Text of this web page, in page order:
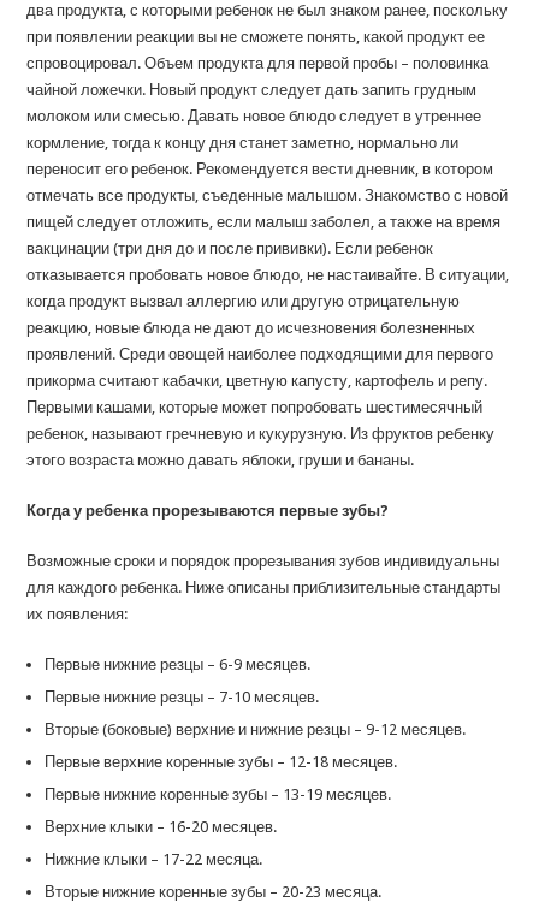
два продукта, с которыми ребенок не был знаком ранее, поскольку
при появлении реакции вы не сможете понять, какой продукт ее
спровоцировал. Объем продукта для первой пробы – половинка
чайной ложечки. Новый продукт следует дать запить грудным
молоком или смесью. Давать новое блюдо следует в утреннее
кормление, тогда к концу дня станет заметно, нормально ли
переносит его ребенок. Рекомендуется вести дневник, в котором
отмечать все продукты, съеденные малышом. Знакомство с новой
пищей следует отложить, если малыш заболел, а также на время
вакцинации (три дня до и после прививки). Если ребенок
отказывается пробовать новое блюдо, не настаивайте. В ситуации,
когда продукт вызвал аллергию или другую отрицательную
реакцию, новые блюда не дают до исчезновения болезненных
проявлений. Среди овощей наиболее подходящими для первого
прикорма считают кабачки, цветную капусту, картофель и репу.
Первыми кашами, которые может попробовать шестимесячный
ребенок, называют гречневую и кукурузную. Из фруктов ребенку
этого возраста можно давать яблоки, груши и бананы.
Когда у ребенка прорезываются первые зубы?
Возможные сроки и порядок прорезывания зубов индивидуальны
для каждого ребенка. Ниже описаны приблизительные стандарты
их появления:
Первые нижние резцы – 6-9 месяцев.
Первые нижние резцы – 7-10 месяцев.
Вторые (боковые) верхние и нижние резцы – 9-12 месяцев.
Первые верхние коренные зубы – 12-18 месяцев.
Первые нижние коренные зубы – 13-19 месяцев.
Верхние клыки – 16-20 месяцев.
Нижние клыки – 17-22 месяца.
Вторые нижние коренные зубы – 20-23 месяца.